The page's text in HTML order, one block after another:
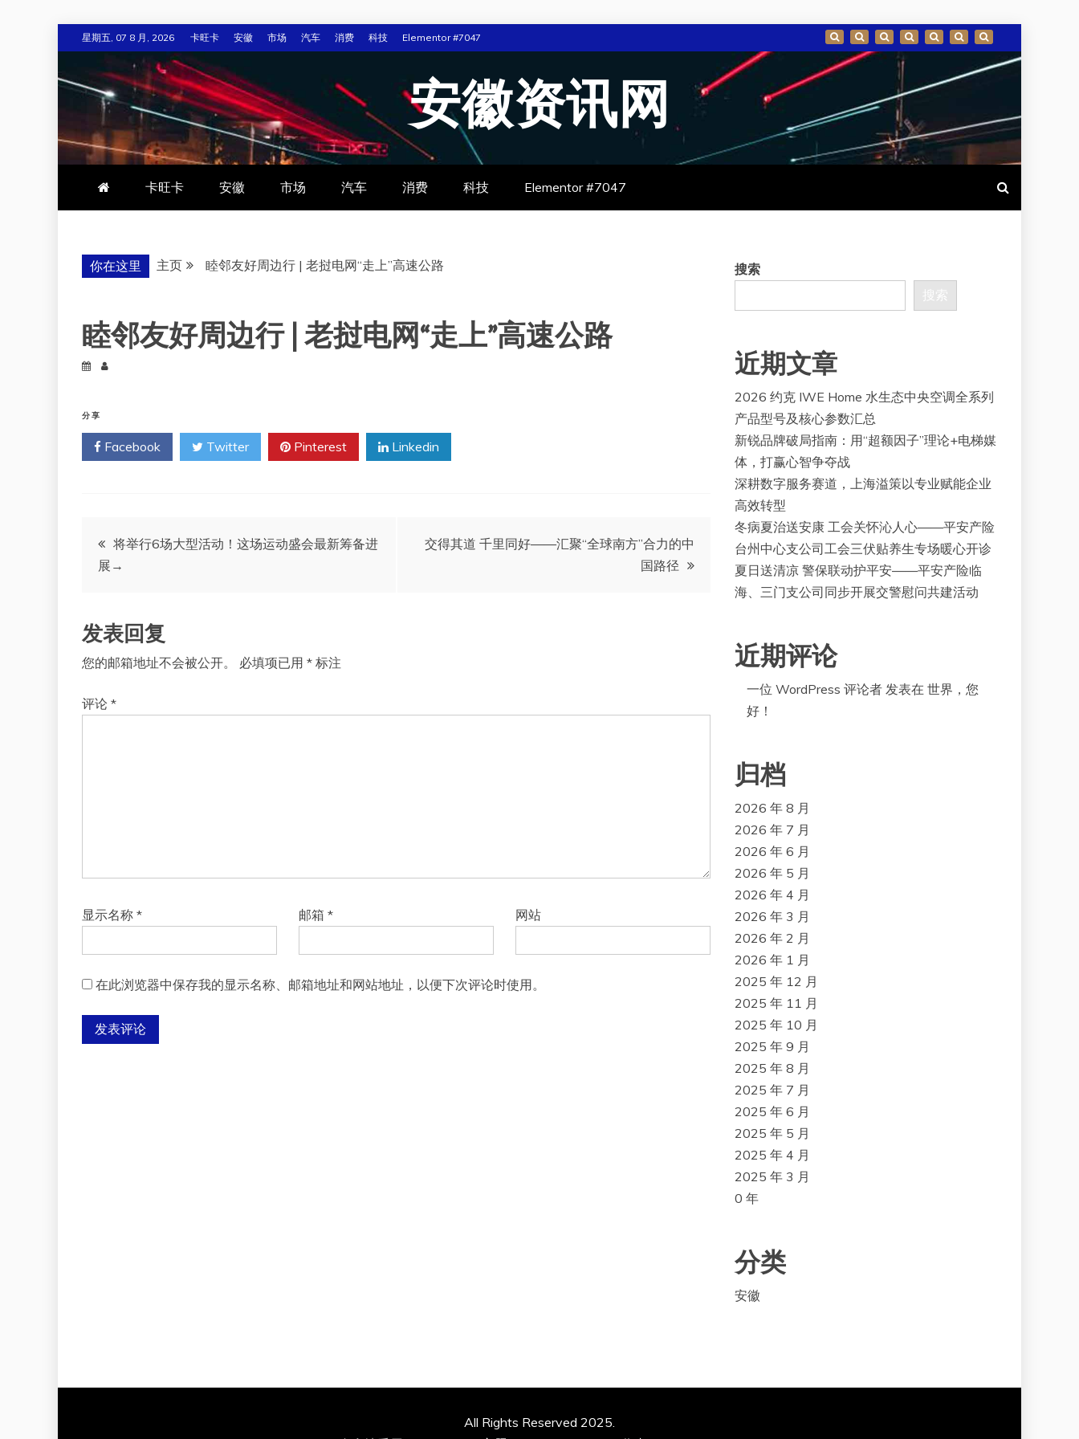
至
内
星期五, 07 8 月, 2026 卡旺卡 安徽 市场 汽车 消费 科技 Elementor #7047
安徽资讯网
卡旺卡 安徽 市场 汽车 消费 科技 Elementor #7047
你在这里 主页 睦邻友好周边行 | 老挝电网“走上”高速公路
睦邻友好周边行 | 老挝电网“走上”高速公路
分享
Facebook Twitter Pinterest Linkedin
文
章
导
航
将举行6场大型活动！这场运动盛会最新筹备进
展→
交得其道 千里同好——汇聚“全球南方”合力的中
国路径
发表回复
您的邮箱地址不会被公开。 必填项已用 * 标注
评论 *
显示名称 * 邮箱* 网站
在此浏览器中保存我的显示名称、邮箱地址和网站地址，以便下次评论时使用。
搜索
搜索
近期文章
2026 约克 IWE Home 水生态中央空调全系列
产品型号及核心参数汇总
新锐品牌破局指南：用“超额因子”理论+电梯媒
体，打赢心智争夺战
深耕数字服务赛道，上海溢策以专业赋能企业
高效转型
冬病夏治送安康 工会关怀沁人心——平安产险
台州中心支公司工会三伏贴养生专场暖心开诊
夏日送清凉 警保联动护平安——平安产险临
海、三门支公司同步开展交警慰问共建活动
近期评论
一位 WordPress 评论者 发表在 世界，您
好！
归档
2026 年 8 月
2026 年 7 月
2026 年 6 月
2026 年 5 月
2026 年 4 月
2026 年 3 月
2026 年 2 月
2026 年 1 月
2025 年 12 月
2025 年 11 月
2025 年 10 月
2025 年 9 月
2025 年 8 月
2025 年 7 月
2025 年 6 月
2025 年 5 月
2025 年 4 月
2025 年 3 月
0 年
分类
安徽
All Rights Reserved 2025.